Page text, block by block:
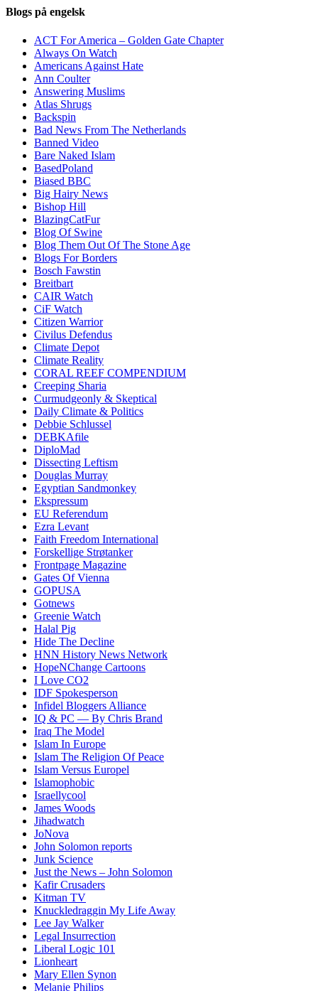
Blogs på engelsk
ACT For America – Golden Gate Chapter
Always On Watch
Americans Against Hate
Ann Coulter
Answering Muslims
Atlas Shrugs
Backspin
Bad News From The Netherlands
Banned Video
Bare Naked Islam
BasedPoland
Biased BBC
Big Hairy News
Bishop Hill
BlazingCatFur
Blog Of Swine
Blog Them Out Of The Stone Age
Blogs For Borders
Bosch Fawstin
Breitbart
CAIR Watch
CiF Watch
Citizen Warrior
Civilus Defendus
Climate Depot
Climate Reality
CORAL REEF COMPENDIUM
Creeping Sharia
Curmudgeonly & Skeptical
Daily Climate & Politics
Debbie Schlussel
DEBKAfile
DiploMad
Dissecting Leftism
Douglas Murray
Egyptian Sandmonkey
Ekspressum
EU Referendum
Ezra Levant
Faith Freedom International
Forskellige Strøtanker
Frontpage Magazine
Gates Of Vienna
GOPUSA
Gotnews
Greenie Watch
Halal Pig
Hide The Decline
HNN History News Network
HopeNChange Cartoons
I Love CO2
IDF Spokesperson
Infidel Bloggers Alliance
IQ & PC — By Chris Brand
Iraq The Model
Islam In Europe
Islam The Religion Of Peace
Islam Versus Europel
Islamophobic
Israellycool
James Woods
Jihadwatch
JoNova
John Solomon reports
Junk Science
Just the News – John Solomon
Kafir Crusaders
Kitman TV
Knuckledraggin My Life Away
Lee Jay Walker
Legal Insurrection
Liberal Logic 101
Lionheart
Mary Ellen Synon
Melanie Philips